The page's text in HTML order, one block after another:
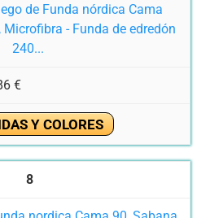
de Funda nórdica Cama
- Funda de edredón
240...
€
Y COLORES
8